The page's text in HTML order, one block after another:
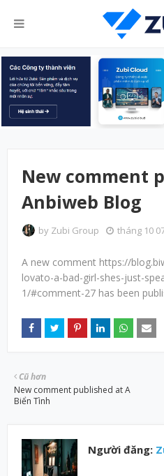
New comment
Anbiweb Blog
by Zubi Group tháng 10
A new comment https://
lovato-a-bad-girl-shes-just-
1/#comment-27 has been
Cũ hơn
New comment published at A
Biển Tình
Người đăng: